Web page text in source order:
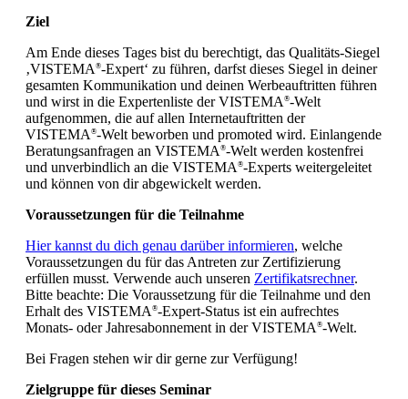
Ziel
Am Ende dieses Tages bist du berechtigt, das Qualitäts-Siegel
‚VISTEMA ®-Expert‘ zu führen, darfst dieses Siegel in deiner
gesamten Kommunikation und deinen Werbeauftritten führen
und wirst in die Expertenliste der VISTEMA ®-Welt
aufgenommen, die auf allen Internetauftritten der
VISTEMA ®-Welt beworben und promoted wird. Einlangende
Beratungsanfragen an VISTEMA ®-Welt werden kostenfrei
und unverbindlich an die VISTEMA ®-Experts weitergeleitet
und können von dir abgewickelt werden.
Voraussetzungen für die Teilnahme
Hier kannst du dich genau darüber informieren, welche
Voraussetzungen du für das Antreten zur Zertifizierung
erfüllen musst. Verwende auch unseren Zertifikatsrechner.
Bitte beachte: Die Voraussetzung für die Teilnahme und den
Erhalt des VISTEMA ®-Expert-Status ist ein aufrechtes
Monats- oder Jahresabonnement in der VISTEMA ®-Welt.
Bei Fragen stehen wir dir gerne zur Verfügung!
Zielgruppe für dieses Seminar